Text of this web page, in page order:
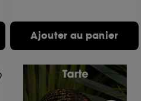
Ajouter au panier